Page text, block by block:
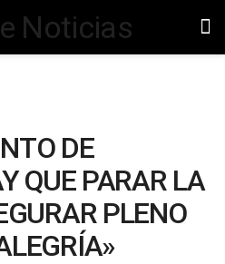
DE
QUE PARAR LA
PLENO